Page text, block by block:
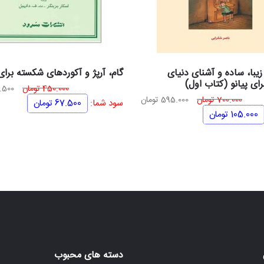
ساده و آشنای دنیای
پیانو (کتاب اول)
700.000تومان قیمت
595.000 تومان
105.000 تومان
گام، آرپژ و آکوردهای شکسته
450.000تومان
سود شما: 67.500تومان
دسته های محبوب